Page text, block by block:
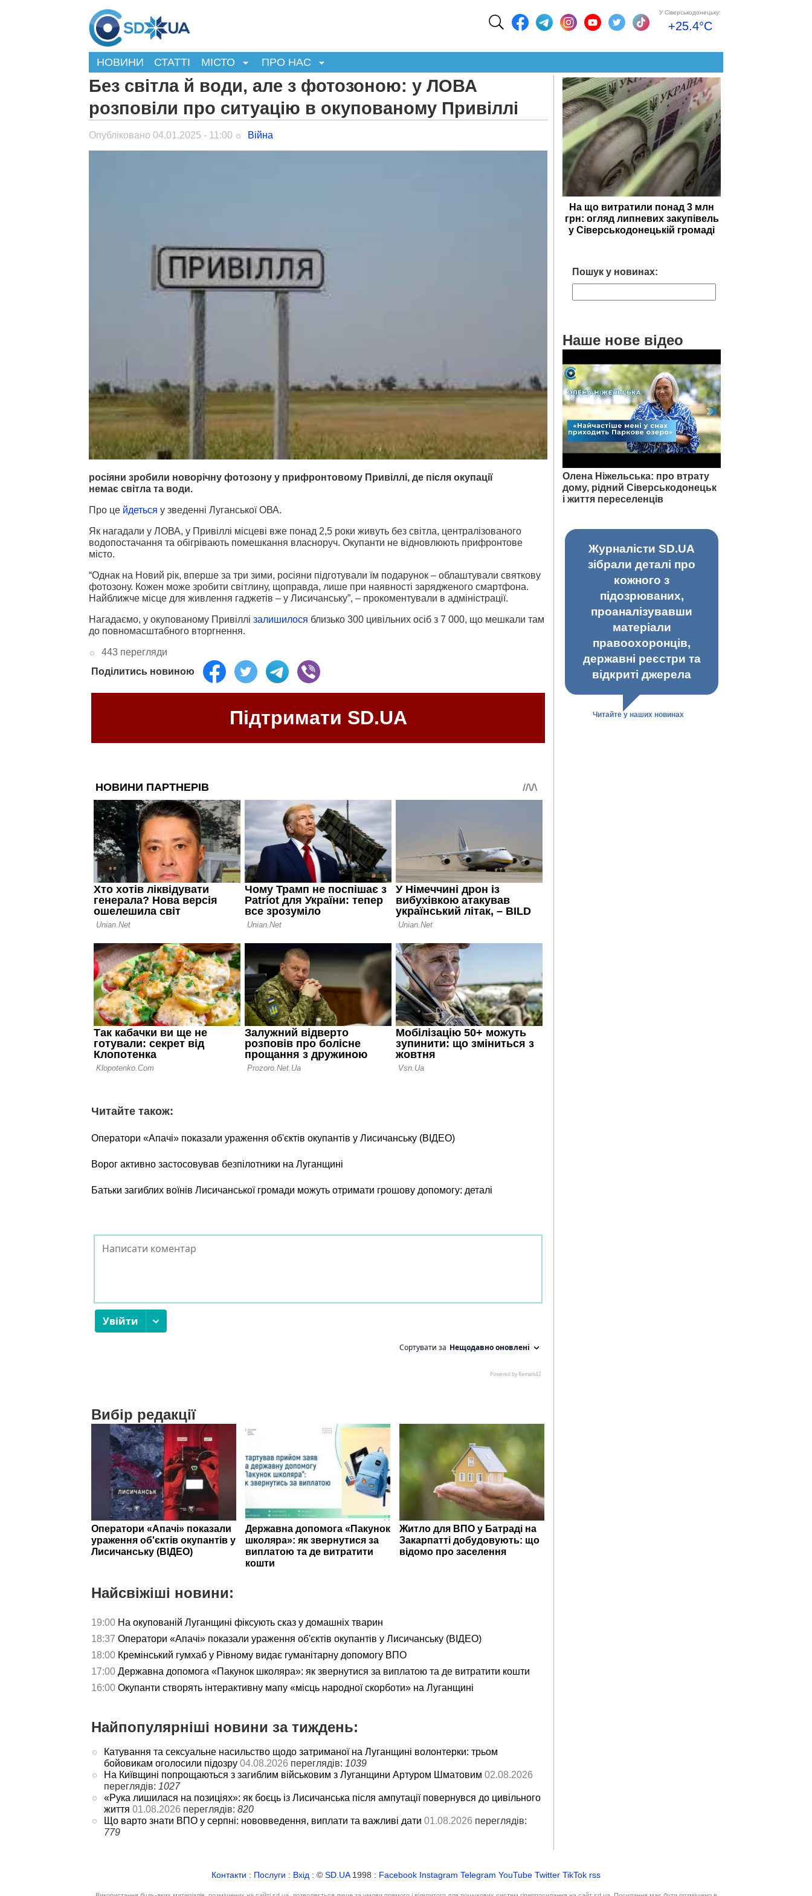
У Сіверськодонецьку:
+25.4°C
НОВИНИ СТАТТІ МІСТО ПРО НАС
Без світла й води, але з фотозоною: у ЛОВА
розповіли про ситуацію в окупованому Привіллі
Опубліковано 04.01.2025 - 11:00 Війна
росіяни зробили новорічну фотозону у прифронтовому Привіллі, де після окупації
немає світла та води.
Про це йдеться у зведенні Луганської ОВА.
Як нагадали у ЛОВА, у Привіллі місцеві вже понад 2,5 роки живуть без світла, централізованого
водопостачання та обігрівають помешкання власноруч. Окупанти не відновлюють прифронтове
місто.
“Однак на Новий рік, вперше за три зими, росіяни підготували їм подарунок – облаштували святкову
фотозону. Кожен може зробити світлину, щоправда, лише при наявності зарядженого смартфона.
Найближче місце для живлення гаджетів – у Лисичанську”, – прокоментували в адміністрації.
Нагадаємо, у окупованому Привіллі залишилося близько 300 цивільних осіб з 7 000, що мешкали там
до повномасштабного вторгнення.
443 перегляди
Поділитись новиною
Підтримати SD.UA
Читайте також:
Оператори «Апачі» показали ураження об'єктів окупантів у Лисичанську (ВІДЕО)
Ворог активно застосовував безпілотники на Луганщині
Батьки загиблих воїнів Лисичанської громади можуть отримати грошову допомогу: деталі
Вибір редакції
Оператори «Апачі» показали
ураження об'єктів окупантів у
Лисичанську (ВІДЕО)
Державна допомога «Пакунок
школяра»: як звернутися за
виплатою та де витратити
кошти
Житло для ВПО у Батраді на
Закарпатті добудовують: що
відомо про заселення
Найсвіжіші новини:
19:00 На окупованій Луганщині фіксують сказ у домашніх тварин
18:37 Оператори «Апачі» показали ураження об'єктів окупантів у Лисичанську (ВІДЕО)
18:00 Кремінський гумхаб у Рівному видає гуманітарну допомогу ВПО
17:00 Державна допомога «Пакунок школяра»: як звернутися за виплатою та де витратити кошти
16:00 Окупанти створять інтерактивну мапу «місць народної скорботи» на Луганщині
Найпопулярніші новини за тиждень:
Катування та сексуальне насильство щодо затриманої на Луганщині волонтерки: трьом
бойовикам оголосили підозру 04.08.2026 переглядів: 1039
На Київщині попрощаються з загиблим військовим з Луганщини Артуром Шматовим 02.08.2026
переглядів: 1027
«Рука лишилася на позиціях»: як боєць із Лисичанська після ампутації повернувся до цивільного
життя 01.08.2026 переглядів: 820
Що варто знати ВПО у серпні: нововведення, виплати та важливі дати 01.08.2026 переглядів:
779
На що витратили понад 3 млн
грн: огляд липневих закупівель
у Сіверськодонецькій громаді
Пошук у новинах:
Наше нове відео
Олена Ніжельська: про втрату
дому, рідний Сіверськодонецьк
і життя переселенців
Журналісти SD.UA
зібрали деталі про
кожного з
підозрюваних,
проаналізувавши
матеріали
правоохоронців,
державні реєстри та
відкриті джерела
Читайте у наших новинах
Контакти : Послуги : Вхід : © SD.UA1998 : Facebook Instagram Telegram YouTube Twitter TikTok rss